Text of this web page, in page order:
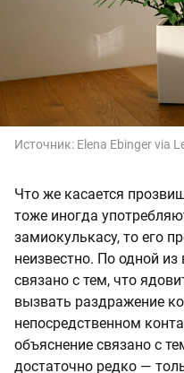
Источник: Elena Ebinger via
Что же касается
тоже иногда
замиокулькасу, то его
неизвестно. По одной
связано с тем, что
вызвать раздражение
непосредственном
объяснение связано с
достаточно редко —